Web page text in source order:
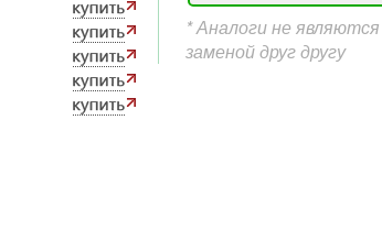
* Аналоги не
заменой друг другу